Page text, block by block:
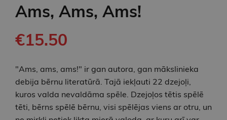
Ams, Ams, Ams!
€15.50
"Ams, ams, ams!" ir gan autora, gan mākslinieka
debija bērnu literatūrā. Tajā iekļauti 22 dzejoļi,
kuros valda nevaldāma spēle. Dzejoļos tētis spēlē
tēti, bērns spēlē bērnu, visi spēlējas viens ar otru, un